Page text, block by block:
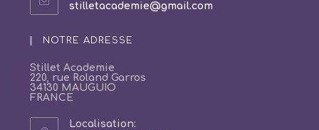
stilletacademie@gmail.comS’ouvre
NOTRE ADRESSE
Stillet Academie
220, rue Roland Garros
34130 MAUGUIO
FRANCE
Localisation: